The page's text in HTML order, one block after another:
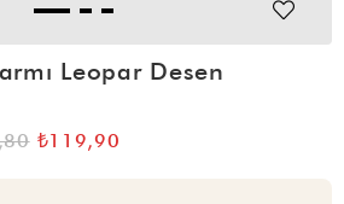
Leopar Desen
₺119,90